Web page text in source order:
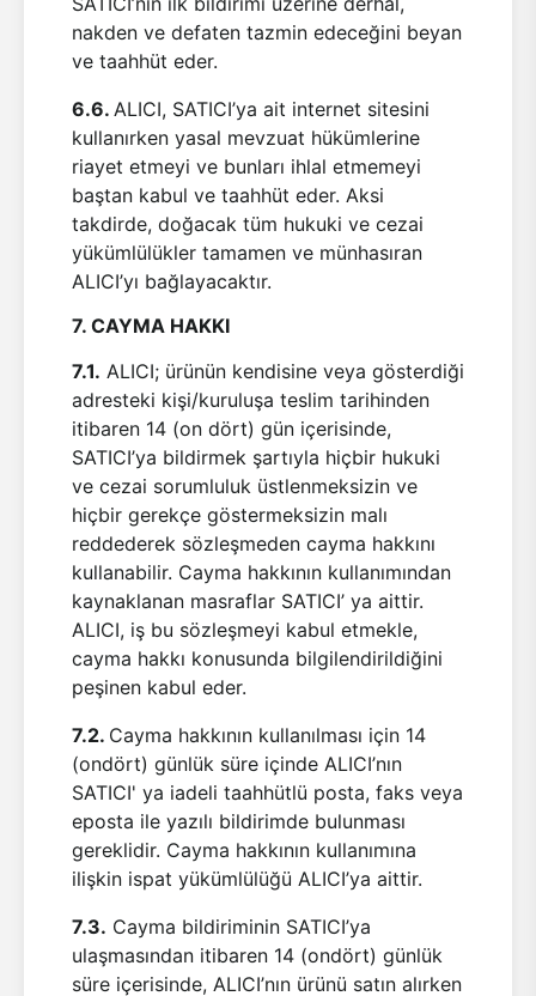
nakden ve defaten tazmin edeceğini beyan
ve taahhüt eder.
6.6. ALICI, SATICI’ya ait internet sitesini
kullanırken yasal mevzuat hükümlerine
riayet etmeyi ve bunları ihlal etmemeyi
baştan kabul ve taahhüt eder. Aksi
takdirde, doğacak tüm hukuki ve cezai
yükümlülükler tamamen ve münhasıran
ALICI’yı bağlayacaktır.
7. CAYMA HAKKI
7.1. ALICI; ürünün kendisine veya gösterdiği
adresteki kişi/kuruluşa teslim tarihinden
itibaren 14 (on dört) gün içerisinde,
SATICI’ya bildirmek şartıyla hiçbir hukuki
ve cezai sorumluluk üstlenmeksizin ve
hiçbir gerekçe göstermeksizin malı
reddederek sözleşmeden cayma hakkını
kullanabilir. Cayma hakkının kullanımından
kaynaklanan masraflar SATICI’ ya aittir.
ALICI, iş bu sözleşmeyi kabul etmekle,
cayma hakkı konusunda bilgilendirildiğini
peşinen kabul eder.
7.2. Cayma hakkının kullanılması için 14
(ondört) günlük süre içinde ALICI’nın
SATICI' ya iadeli taahhütlü posta, faks veya
eposta ile yazılı bildirimde bulunması
gereklidir. Cayma hakkının kullanımına
ilişkin ispat yükümlülüğü ALICI’ya aittir.
7.3. Cayma bildiriminin SATICI’ya
ulaşmasından itibaren 14 (ondört) günlük
süre içerisinde, ALICI’nın ürünü satın alırken